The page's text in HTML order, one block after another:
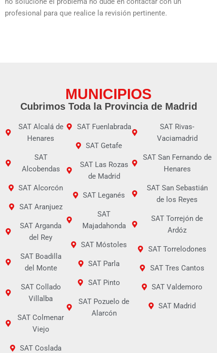
profesional para que realice la revisión pertinente.
MUNICIPIOS
Cubrimos Toda la Provincia de Madrid
SAT Alcalá de
Henares
SAT
Alcobendas
SAT Alcorcón
SAT Aranjuez
SAT Arganda
del Rey
SAT Boadilla
del Monte
SAT Collado
Villalba
SAT Colmenar
Viejo
SAT Coslada
SAT Fuenlabrada
SAT Getafe
SAT Las Rozas
de Madrid
SAT Leganés
SAT
Majadahonda
SAT Móstoles
SAT Parla
SAT Pinto
SAT Pozuelo de
Alarcón
SAT Rivas-
Vaciamadrid
SAT San Fernando de
Henares
SAT San Sebastián
de los Reyes
SAT Torrejón de
Ardóz
SAT Torrelodones
SAT Tres Cantos
SAT Valdemoro
SAT Madrid